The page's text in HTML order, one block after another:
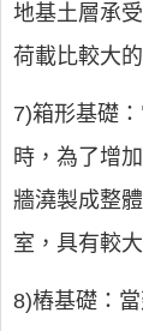
地基土層承
荷載比較大
7)箱形基礎
時，為了增
牆澆製成整
室，具有較
8)樁基礎：